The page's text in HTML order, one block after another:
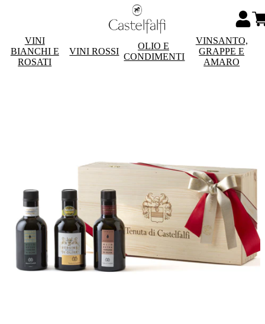
VINI
BIANCHI E
ROSATI
VINI ROSSI
OLIO E
CONDIMENTI
VINSANTO,
GRAPPE E
AMARO